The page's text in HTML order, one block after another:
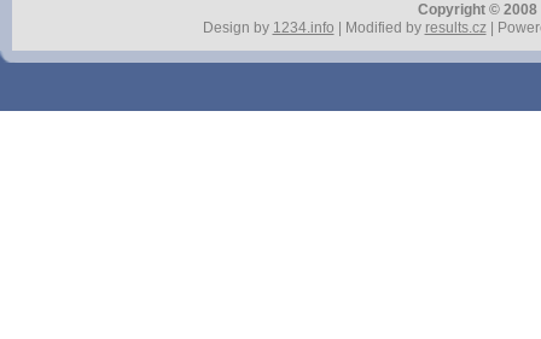
Copyright ©
Design by 1234.info | Modified by results.cz|